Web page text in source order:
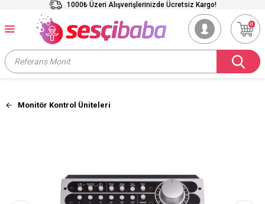
1000₺ Üzeri Alışverişlerinizde Ücretsiz Kargo!
0
Monitör Kontrol Üniteleri